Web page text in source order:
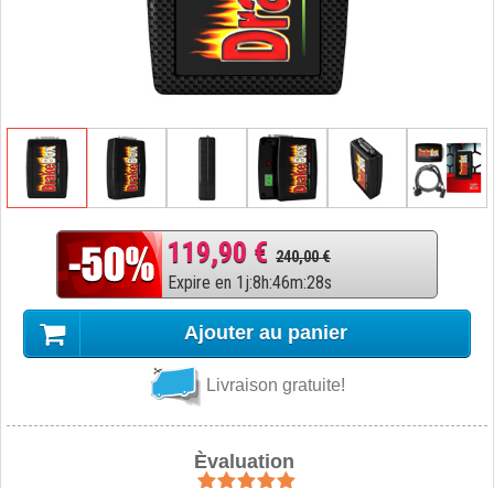
119,90 € 240,00 €
Expire en 1j:8h:46m:27s
Ajouter au panier
Livraison gratuite!
Èvaluation